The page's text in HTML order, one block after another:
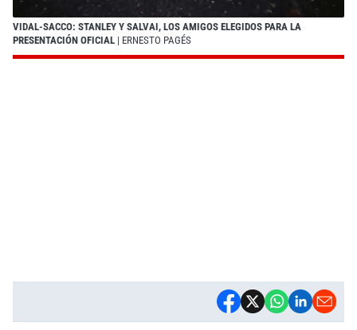
VIDAL-SACCO: STANLEY Y SALVAI, LOS AMIGOS ELEGIDOS PARA LA
PRESENTACIÓN OFICIAL | ERNESTO PAGÉS